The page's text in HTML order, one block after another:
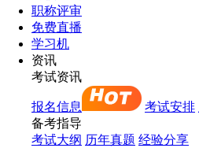
职称评审
免费直播
学习机
资讯
考试资讯
报名信息 考试安排
备考指导
考试大纲 历年真题 经验分享